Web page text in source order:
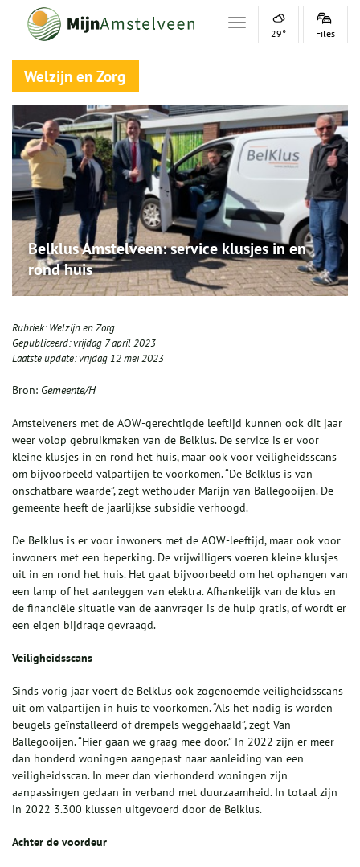
Toggle navigation
29° Files
Welzijn en Zorg
Belklus Amstelveen: service klusjes in en
rond huis
Rubriek:Welzijn en Zorg
Gepubliceerd:vrijdag 7 april 2023
Laatste update:vrijdag 12 mei 2023
Bron: Gemeente/H
Amstelveners met de AOW-gerechtigde leeftijd kunnen ook dit jaar
weer volop gebruikmaken van de Belklus. De service is er voor
kleine klusjes in en rond het huis, maar ook voor veiligheidsscans
om bijvoorbeeld valpartijen te voorkomen. “De Belklus is van
onschatbare waarde”, zegt wethouder Marijn van Ballegooijen. De
gemeente heeft de jaarlijkse subsidie verhoogd.
De Belklus is er voor inwoners met de AOW-leeftijd, maar ook voor
inwoners met een beperking. De vrijwilligers voeren kleine klusjes
uit in en rond het huis. Het gaat bijvoorbeeld om het ophangen van
een lamp of het aanleggen van elektra. Afhankelijk van de klus en
de financiële situatie van de aanvrager is de hulp gratis, of wordt er
een eigen bijdrage gevraagd.
Veiligheidsscans
Sinds vorig jaar voert de Belklus ook zogenoemde veiligheidsscans
uit om valpartijen in huis te voorkomen. “Als het nodig is worden
beugels geïnstalleerd of drempels weggehaald”, zegt Van
Ballegooijen. “Hier gaan we graag mee door.” In 2022 zijn er meer
dan honderd woningen aangepast naar aanleiding van een
veiligheidsscan. In meer dan vierhonderd woningen zijn
aanpassingen gedaan in verband met duurzaamheid. In totaal zijn
in 2022 3.300 klussen uitgevoerd door de Belklus.
Achter de voordeur